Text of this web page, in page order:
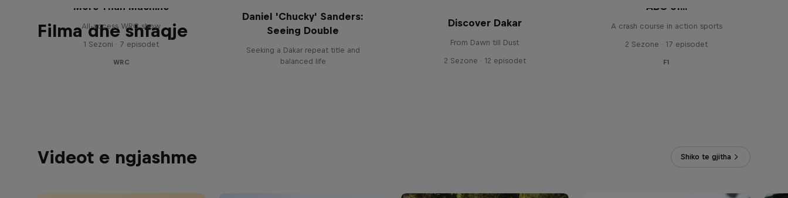
Filma dhe shfaqje
More Than Machine
All-access WRC show
1 Sezoni · 7 episodet
WRC
Daniel 'Chucky' Sanders:
Seeing Double
Seeking a Dakar repeat title and
balanced life
Discover Dakar
From Dawn till Dust
2 Sezone · 12 episodet
ABC of...
A crash course in action sports
2 Sezone · 17 episodet
F1
Videot e ngjashme Shiko te gjitha